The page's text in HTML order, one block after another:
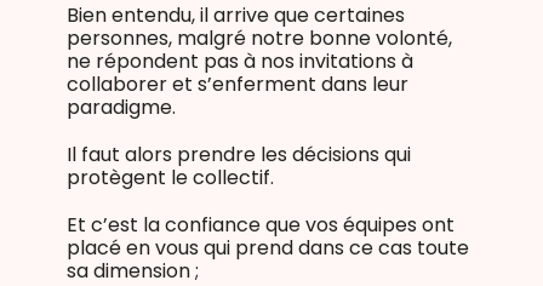
Bien entendu, il arrive que certaines
personnes, malgré notre bonne volonté,
ne répondent pas à nos invitations à
collaborer et s’enferment dans leur
paradigme.
Il faut alors prendre les décisions qui
protègent le collectif.
Et c’est la confiance que vos équipes ont
placé en vous qui prend dans ce cas toute
sa dimension ;